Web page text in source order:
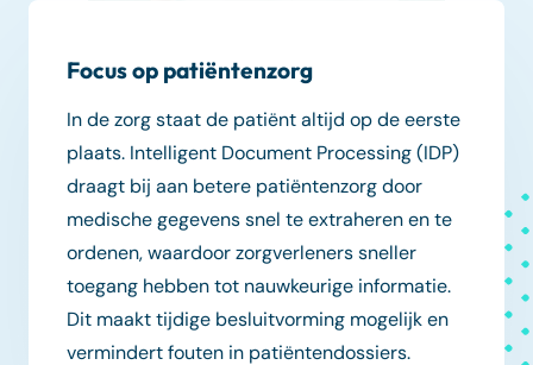
Focus op patiëntenzorg
In de zorg staat de patiënt altijd op de eerste
plaats. Intelligent Document Processing (IDP)
draagt bij aan betere patiëntenzorg door
medische gegevens snel te extraheren en te
ordenen, waardoor zorgverleners sneller
toegang hebben tot nauwkeurige informatie.
Dit maakt tijdige besluitvorming mogelijk en
vermindert fouten in patiëntendossiers.